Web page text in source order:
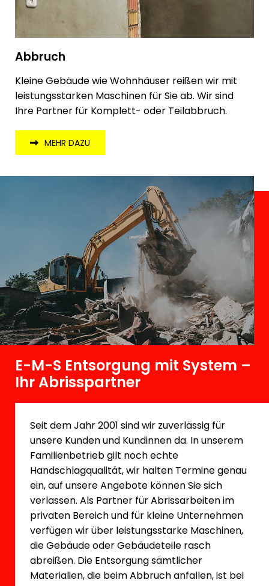
Abbruch
Kleine Gebäude wie Wohnhäuser reißen wir mit
leistungsstarken Maschinen für Sie ab. Wir sind
Ihre Partner für Komplett- oder Teilabbruch.
MEHR DAZU
E-M-S Entsorgung mit System –
Ihr Abrisspartner
Seit dem Jahr 2001 sind wir zuverlässig für
unsere Kunden und Kundinnen da. In unserem
Familienbetrieb gilt noch echte
Handschlagqualität, wir halten Termine genau
ein, auf unsere Angebote können Sie sich
verlassen. Als Partner für Abrissarbeiten im
privaten Bereich und für kleine Unternehmen
verfügen wir über leistungsstarke Maschinen,
die Gebäude oder Gebäudeteile rasch
abreißen. Die Entsorgung sämtlicher
Materialien, die beim Abbruch anfallen, ist bei